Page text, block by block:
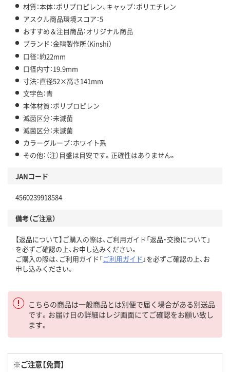
材質：本体：ポリプロピレン、キャップ：ポリエチレン
アスクル商品環境スコア：5
おすすめ＆注目商品：オリジナル商品
ブランド：金鵄製作所（Kinshi）
口径：約22mm
口径内寸：19.9mm
寸法：直径52×高さ141mm
文字色：青
本体材質：ポリプロピレン
滅菌区分：未滅菌
滅菌区分：未滅菌
カラーグループ：ホワイト系
その他：（注）目盛は目安です。正確性はありません。
JANコード
4560239918584
備考（ご注意）
【返品について】ご購入の際は、ご利用ガイド「返品・交換について」
を必ずご確認の上、お申し込みください。
ご購入の際は、ご利用ガイド「ご利用ガイド 」を必ずご確認の上、お
申し込みください。
こちらの商品は一般商品とは別便で届く場合がある別送品
です。お届け日の詳細はレジ画面にてご確認をお願い致し
ます。
※ご注意【免責】